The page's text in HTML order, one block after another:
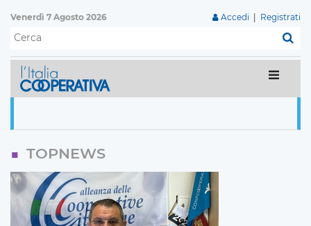
Venerdì 7 Agosto 2026 Accedi Registrati
TOPNEWS